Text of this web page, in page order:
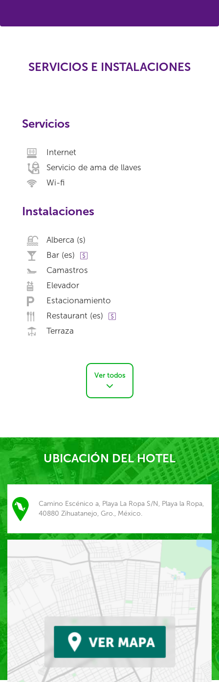
SERVICIOS E INSTALACIONES
Servicios
Internet
Servicio de ama de llaves
Wi-fi
Instalaciones
Alberca (s)
Bar (es)
Camastros
Elevador
Estacionamiento
Restaurant (es)
Terraza
Ver todos
UBICACIÓN DEL HOTEL
Camino Escénico a, Playa La Ropa S/N, Playa la Ropa,
40880 Zihuatanejo, Gro., México.